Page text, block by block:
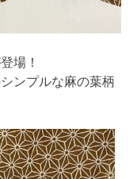
場！
ンプルな麻の葉柄